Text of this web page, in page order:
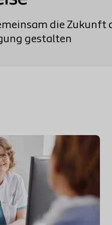
die Zukunft
gestalten​